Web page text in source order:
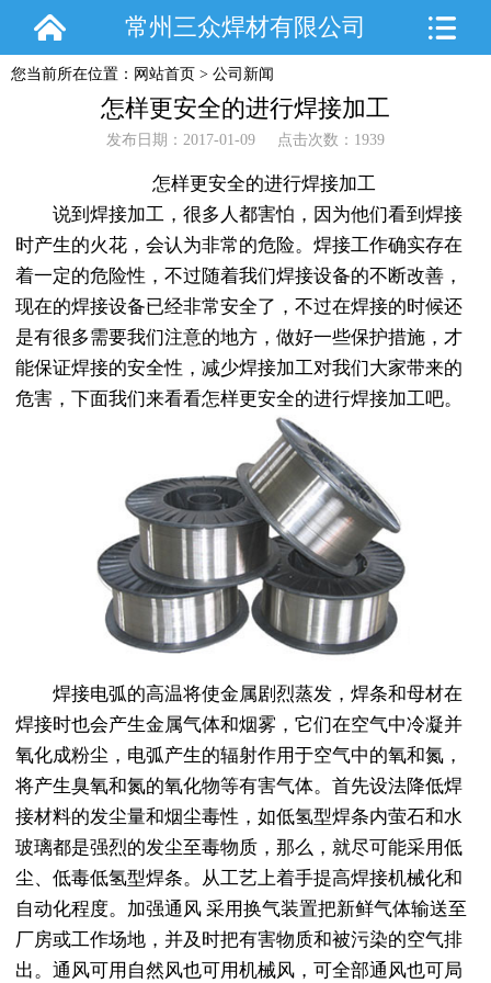
常州三众焊材有限公司
您当前所在位置： 网站首页 > 公司新闻
怎样更安全的进行焊接加工
发布日期：2017-01-09 点击次数：1939
怎样更安全的进行焊接加工
说到焊接加工，很多人都害怕，因为他们看到焊接
时产生的火花，会认为非常的危险。焊接工作确实存在
着一定的危险性，不过随着我们焊接设备的不断改善，
现在的焊接设备已经非常安全了，不过在焊接的时候还
是有很多需要我们注意的地方，做好一些保护措施，才
能保证焊接的安全性，减少焊接加工对我们大家带来的
危害，下面我们来看看怎样更安全的进行焊接加工吧。
焊接电弧的高温将使金属剧烈蒸发，焊条和母材在
焊接时也会产生金属气体和烟雾，它们在空气中冷凝并
氧化成粉尘，电弧产生的辐射作用于空气中的氧和氮，
将产生臭氧和氮的氧化物等有害气体。首先设法降低焊
接材料的发尘量和烟尘毒性，如低氢型焊条内萤石和水
玻璃都是强烈的发尘至毒物质，那么，就尽可能采用低
尘、低毒低氢型焊条。从工艺上着手提高焊接机械化和
自动化程度。加强通风 采用换气装置把新鲜气体输送至
厂房或工作场地，并及时把有害物质和被污染的空气排
出。通风可用自然风也可用机械风，可全部通风也可局